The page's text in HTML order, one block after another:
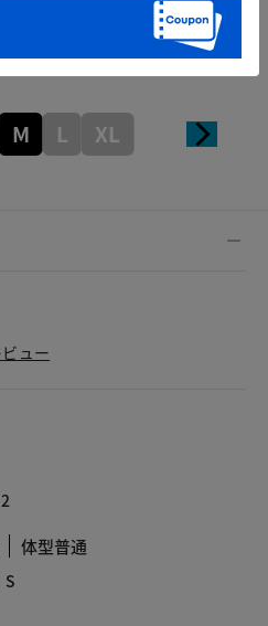
M L XL
ュー
体型普通
S